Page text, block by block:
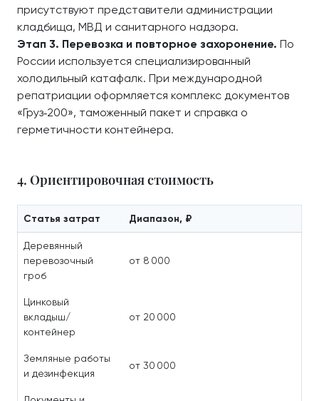
присутствуют представители администрации
кладбища, МВД и санитарного надзора.
Этап 3. Перевозка и повторное захоронение. По
России используется специализированный
холодильный катафалк. При международной
репатриации оформляется комплекс документов
«Груз‑200», таможенный пакет и справка о
герметичности контейнера.
4. Ориентировочная стоимость
Статья затрат Диапазон, ₽
Деревянный
перевозочный
гроб
от 8 000
Цинковый
вкладыш/
контейнер
от 20 000
Земляные работы
и дезинфекция
от 30 000